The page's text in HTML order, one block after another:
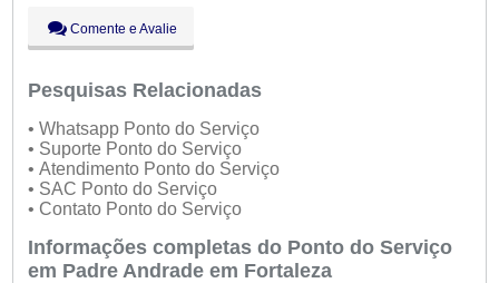
Comente e Avalie
Pesquisas Relacionadas
• Whatsapp Ponto do Serviço
• Suporte Ponto do Serviço
• Atendimento Ponto do Serviço
• SAC Ponto do Serviço
• Contato Ponto do Serviço
Informações completas do Ponto do Serviço
em Padre Andrade em Fortaleza